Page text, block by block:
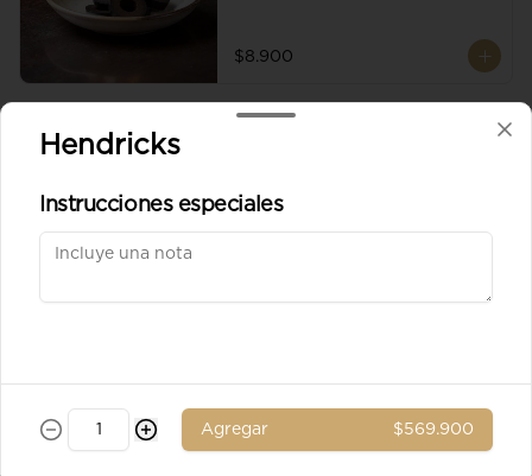
$8.900
Hendricks
Instrucciones especiales
Agregar $569.900